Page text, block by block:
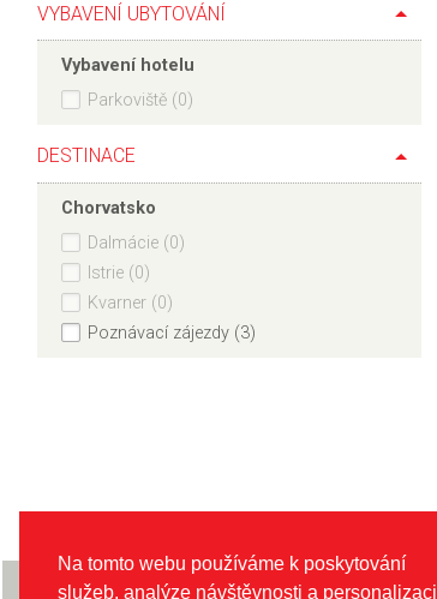
Na tomto webu používáme k poskytování
služeb, analýze návštěvnosti a personalizaci
VYBAVENÍ UBYTOVÁNÍ
Vybavení hotelu
Parkoviště (0)
DESTINACE
Chorvatsko
Dalmácie (0)
Istrie (0)
Kvarner (0)
Poznávací zájezdy (3)
Informace pro klienty